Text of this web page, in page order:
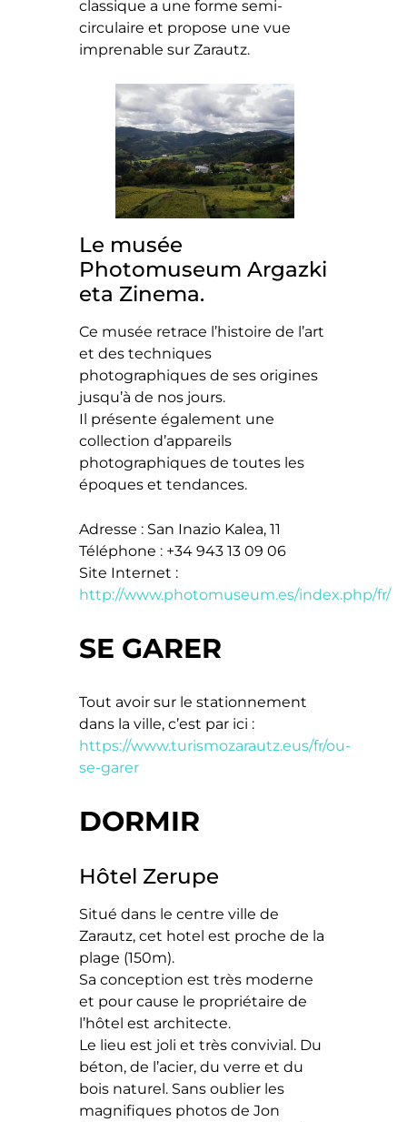
classique a une forme semi-
circulaire et propose une vue
imprenable sur Zarautz.
Le musée
Photomuseum Argazki
eta Zinema.
Ce musée retrace l’histoire de l’art
et des techniques
photographiques de ses origines
jusqu’à de nos jours.
Il présente également une
collection d’appareils
photographiques de toutes les
époques et tendances.
Adresse : San Inazio Kalea, 11
Téléphone : +34 943 13 09 06
Site Internet :
http://www.photomuseum.es/index.php/fr/
SE GARER
Tout avoir sur le stationnement
dans la ville, c’est par ici :
https://www.turismozarautz.eus/fr/ou-
se-garer
DORMIR
Hôtel Zerupe
Situé dans le centre ville de
Zarautz, cet hotel est proche de la
plage (150m).
Sa conception est très moderne
et pour cause le propriétaire de
l’hôtel est architecte.
Le lieu est joli et très convivial. Du
béton, de l’acier, du verre et du
bois naturel. Sans oublier les
magnifiques photos de Jon